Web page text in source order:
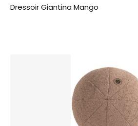
Dressoir Giantina Mango